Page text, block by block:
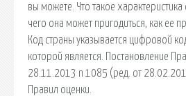
вы можете. Что такое
чего она может пригодиться, как ее
Код страны указывается цифровой
которой является. Постановление
28.11.2013 n 1085 (ред. от
Правил оценки.